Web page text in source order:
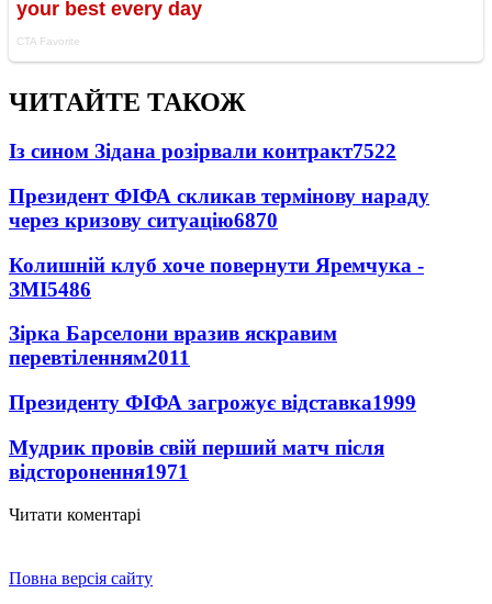
ЧИТАЙТЕ ТАКОЖ
Із сином Зідана розірвали контракт7522
Президент ФІФА скликав термінову нараду
через кризову ситуацію6870
Колишній клуб хоче повернути Яремчука -
ЗМІ5486
Зірка Барселони вразив яскравим
перевтіленням2011
Президенту ФІФА загрожує відставка1999
Мудрик провів свій перший матч після
відсторонення1971
Читати коментарі
Повна версія сайту